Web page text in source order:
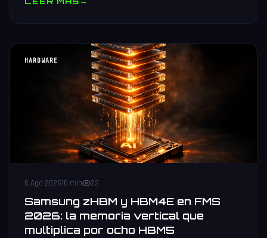
HARDWARE
6 Ago 202616 min 22
Samsung zHBM y HBM4E en FMS
2026: la memoria vertical que
multiplica por ocho HBM5